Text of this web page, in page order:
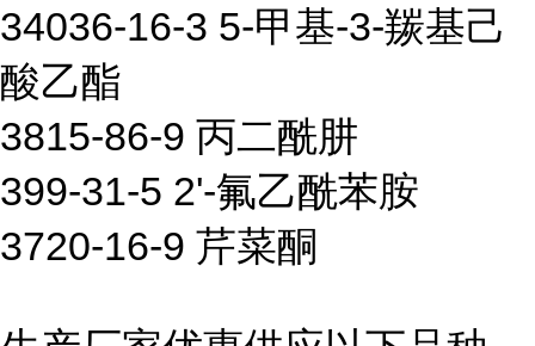
34036-16-3 5-甲基-3-羰基己
酸乙酯
3815-86-9 丙二酰肼
399-31-5 2'-氟乙酰苯胺
3720-16-9 芹菜酮